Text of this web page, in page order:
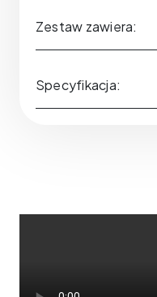
Zestaw zawiera:
Specyfikacja: